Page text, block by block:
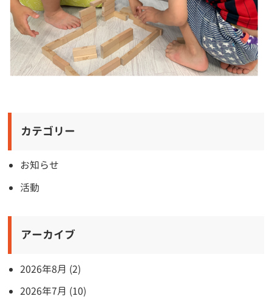
カテゴリー
お知らせ
活動
アーカイブ
2026年8月 (2)
2026年7月 (10)